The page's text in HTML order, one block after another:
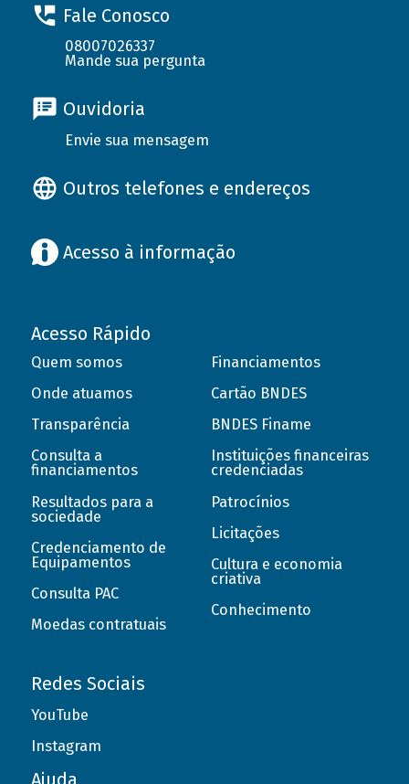
Fale Conosco
08007026337
Mande sua pergunta
Ouvidoria
Envie sua mensagem
Outros telefones e endereços
Acesso à informação
Acesso Rápido
Quem somos
Onde atuamos
Transparência
Consulta a
financiamentos
Resultados para a
sociedade
Credenciamento de
Equipamentos
Consulta PAC
Moedas contratuais
Financiamentos
Cartão BNDES
BNDES Finame
Instituições financeiras
credenciadas
Patrocínios
Licitações
Cultura e economia
criativa
Conhecimento
Redes Sociais
YouTube
Instagram
Ajuda